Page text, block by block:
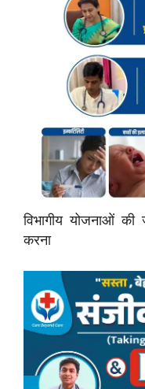
विभागीय योजनाओं
करना